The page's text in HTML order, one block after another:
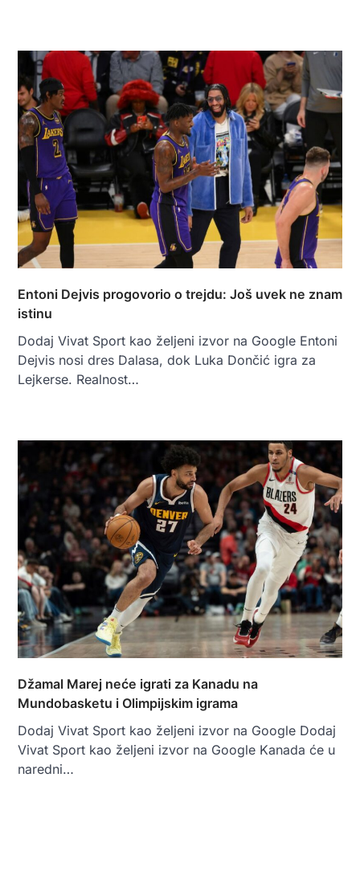
Entoni Dejvis progovorio o trejdu: Još uvek ne znam
istinu
Dodaj Vivat Sport kao željeni izvor na Google Entoni
Dejvis nosi dres Dalasa, dok Luka Dončić igra za
Lejkerse. Realnost…
Džamal Marej neće igrati za Kanadu na
Mundobasketu i Olimpijskim igrama
Dodaj Vivat Sport kao željeni izvor na Google Dodaj
Vivat Sport kao željeni izvor na Google Kanada će u
naredni…